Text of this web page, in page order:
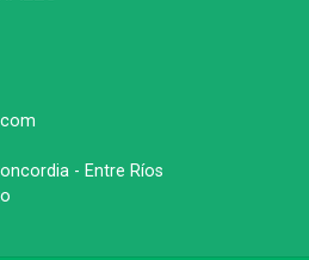
- Entre Ríos